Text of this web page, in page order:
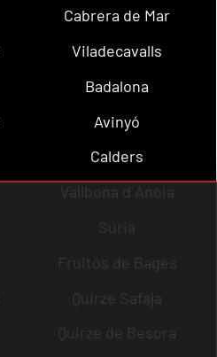
Cabrera de Mar
Viladecavalls
Badalona
Avinyó
Calders
Vallbona d´Anoia
Súria
Fruitós de Bages
Quirze Safaja
Quirze de Besora